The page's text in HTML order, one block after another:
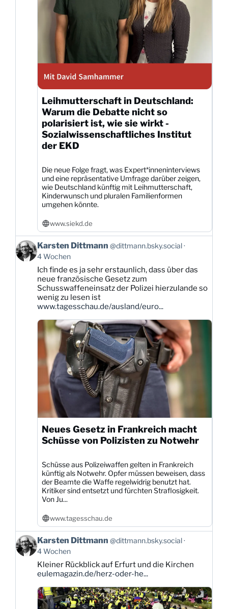
Leihmutterschaft in Deutschland:
Warum die Debatte nicht so
polarisiert ist, wie sie wirkt -
Sozialwissenschaftliches Institut
der EKD
Die neue Folge fragt, was Expert*inneninterviews
und eine repräsentative Umfrage darüber zeigen,
wie Deutschland künftig mit Leihmutterschaft,
Kinderwunsch und pluralen Familienformen
umgehen könnte.
www.siekd.de
Beitrag
von
Karsten
Dittmann
Bluesky
ansehen
Karsten Dittmann @dittmann.bsky.social
4 Wochen
Ich finde es ja sehr erstaunlich, dass über das
neue französische Gesetz zum
Schusswaffeneinsatz der Polizei hierzulande so
wenig zu lesen ist
www.tagesschau.de/ausland/euro...
Neues Gesetz in Frankreich macht
Schüsse von Polizisten zu Notwehr
Schüsse aus Polizeiwaffen gelten in Frankreich
künftig als Notwehr. Opfer müssen beweisen, dass
der Beamte die Waffe regelwidrig benutzt hat.
Kritiker sind entsetzt und fürchten Straflosigkeit.
Von Ju...
www.tagesschau.de
Beitrag
von
Karsten
Dittmann
Bluesky
ansehen
Karsten Dittmann @dittmann.bsky.social
4 Wochen
Kleiner Rückblick auf Erfurt und die Kirchen
eulemagazin.de/herz-oder-he...